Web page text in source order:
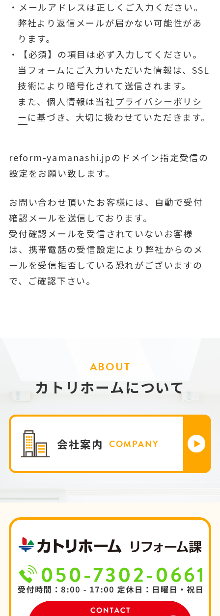
メールアドレスは正しくご入力ください。
弊社より返信メールが届かない可能性があ
ります。
【必須】の項目は必ず入力してください。
当フォームにご入力いただいた情報は、SSL
技術により暗号化されて送信されます。
また、個人情報は当社プライバシーポリシ
ー に基づき、大切に扱わせていただきます。
reform-yamanashi.jpのドメイン指定受信の
設定をお願い致します。
お問い合わせ頂いたお客様には、自動で受付
確認メールを送信しております。
受付確認メールを受信されていないお客様
は、携帯電話の受信設定により弊社からのメ
ールを受信拒否している恐れがございますの
で、ご確認下さい。
ABOUT
カトリホームについて
会社案内 COMPANY